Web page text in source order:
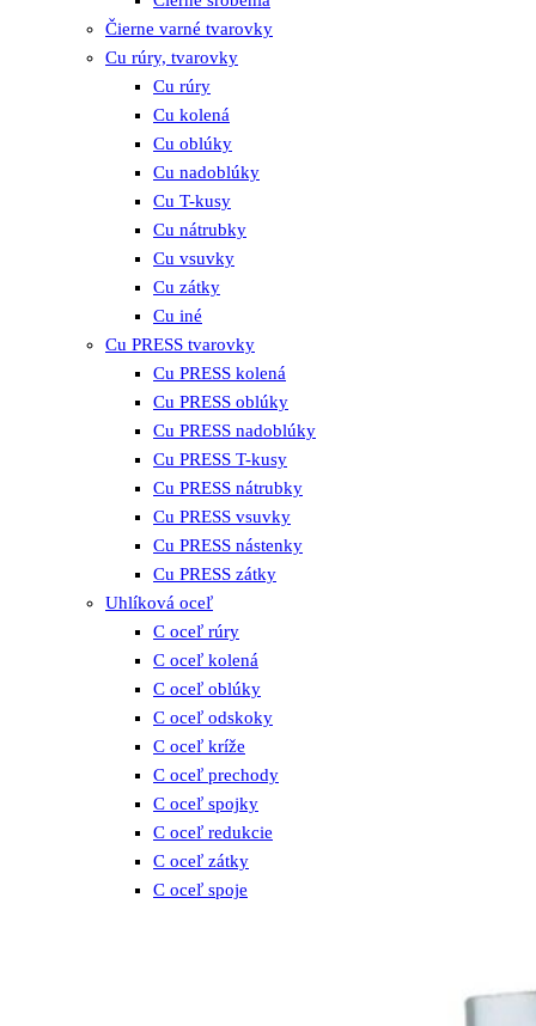
Čierne varné tvarovky
Cu rúry, tvarovky
Cu rúry
Cu kolená
Cu oblúky
Cu nadoblúky
Cu T-kusy
Cu nátrubky
Cu vsuvky
Cu zátky
Cu iné
Cu PRESS tvarovky
Cu PRESS kolená
Cu PRESS oblúky
Cu PRESS nadoblúky
Cu PRESS T-kusy
Cu PRESS nátrubky
Cu PRESS vsuvky
Cu PRESS nástenky
Cu PRESS zátky
Uhlíková oceľ
C oceľ rúry
C oceľ kolená
C oceľ oblúky
C oceľ odskoky
C oceľ kríže
C oceľ prechody
C oceľ spojky
C oceľ redukcie
C oceľ zátky
C oceľ spoje